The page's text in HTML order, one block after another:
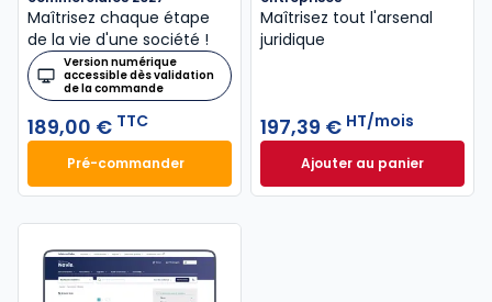
Maîtrisez chaque étape
de la vie d'une société !
Version numérique
accessible dès validation
de la commande
189,00 € TTC
Pré-commanderMémento Sociétés commerciales 2027 à 189,00 €
Maîtrisez tout l'arsenal
juridique
197,39 € HT/mois
Ajouter au panier
ELnet Difficultés